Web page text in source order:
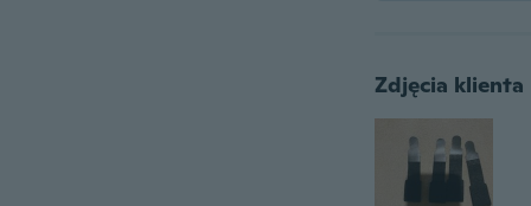
Zdjęcia klienta